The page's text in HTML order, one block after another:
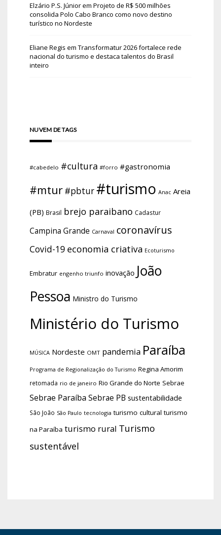
Elzário P.S. Júniorem Projeto de R$ 500 milhões
consolida Polo Cabo Branco como novo destino
turístico no Nordeste
Eliane Regis em Transformatur 2026 fortalece rede
nacional do turismo e destaca talentos do Brasil
inteiro
NUVEM DE TAGS
#cabedelo #cultura #forro #gastronomia
#mtur #pbtur #turismo Anac Areia
(PB) Brasil brejo paraibano Cadastur
Campina Grande Carnaval coronavírus
Covid-19 economia criativa Ecoturismo
Embratur engenho triunfo inovação João
Pessoa Ministro do Turismo
Ministério do Turismo
MÚSICA Nordeste OMT pandemia Paraíba
Programa de Regionalização do Turismo Regina Amorim
retomada rio de janeiro Rio Grande do Norte Sebrae
Sebrae Paraíba Sebrae PB sustentabilidade
São João São Paulo tecnologia turismo cultural turismo
na Paraíba turismo rural Turismo
sustentável